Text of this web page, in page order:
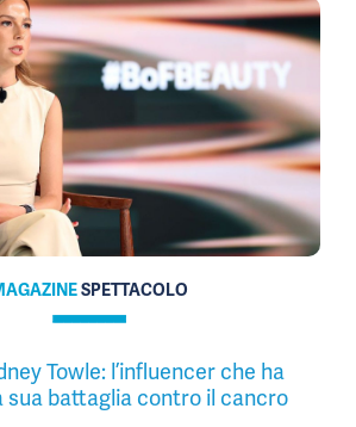
SPETTACOLO
Towle: l’influencer che ha
sua battaglia contro il cancro